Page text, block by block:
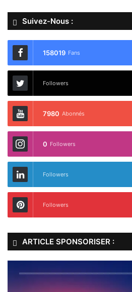
Suivez-Nous :
158019 Fans
Followers
7980 Abonnés
0 Followers
Followers
Followers
ARTICLE SPONSORISER :